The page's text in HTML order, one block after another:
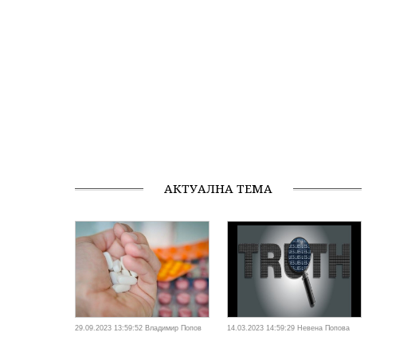
АКТУАЛНА ТЕМА
29.09.2023 13:59:52 Владимир Попов 14.03.2023 14:59:29 Невена Попова